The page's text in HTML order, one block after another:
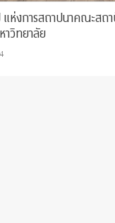
แห่งการสถาปนาคณะสถ
วิทยาลัย